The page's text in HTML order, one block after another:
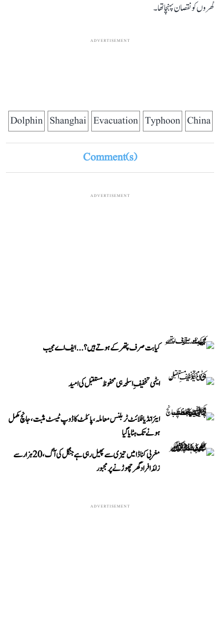
گھروں کو نقصان پہنچا تھا۔
ADVERTISEMENT
China
Typhoon
Evacuation
Shanghai
Dolphin
Comment(s)
ADVERTISEMENT
کیا بت صرف پتھر کے ہوتے ہیں؟...ایف اے مجیب
ایٹمی تخفیفِ اسلحہ ہی محفوظ مستقبل کی امید
ایئر انڈیا فلائٹ ٹربلنس معاملہ، پائلٹ کا ڈوپ ٹیسٹ مثبت، جانچ مکمل
ہونے تک ہٹایا گیا
مغربی کناڈا میں تیزی سے پھیل رہی ہے جنگل کی آگ، 20 ہزار سے
زائد افراد گھر چھوڑنے پر مجبور
ADVERTISEMENT